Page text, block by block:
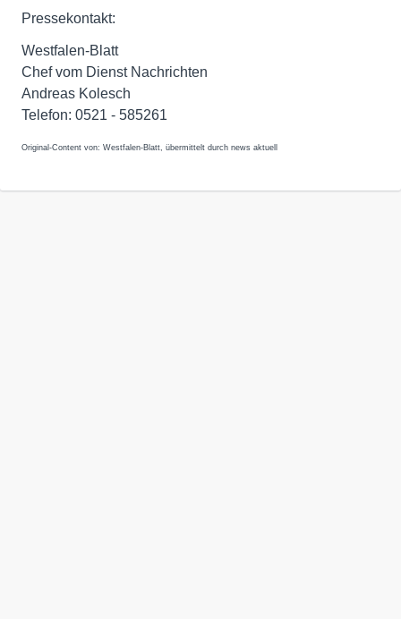
Pressekontakt:
Westfalen-Blatt
Chef vom Dienst Nachrichten
Andreas Kolesch
Telefon: 0521 - 585261
Original-Content von: Westfalen-Blatt, übermittelt durch news aktuell